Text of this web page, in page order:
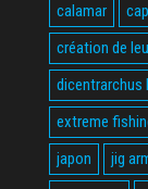
calamar
création de
dicentrarchus
extreme
japon
jig